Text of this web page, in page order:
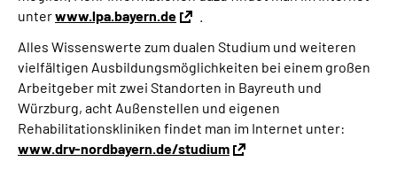
unterwww.lpa.bayern.de
Alles Wissenswerte zum dualen Studium und weiteren
vielfältigen Ausbildungsmöglichkeiten bei einem großen
Arbeitgeber mit zwei Standorten in Bayreuth und
Würzburg, acht Außenstellen und eigenen
Rehabilitationskliniken findet man im Internet unter:
www.drv-nordbayern.de/studium